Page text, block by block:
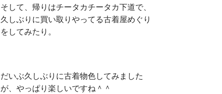
そして、帰りはチータカチータカ下道で、
久しぶりに買い取りやってる古着屋めぐり
をしてみたり。
だいぶ久しぶりに古着物色してみました
が、やっぱり楽しいですね＾＾